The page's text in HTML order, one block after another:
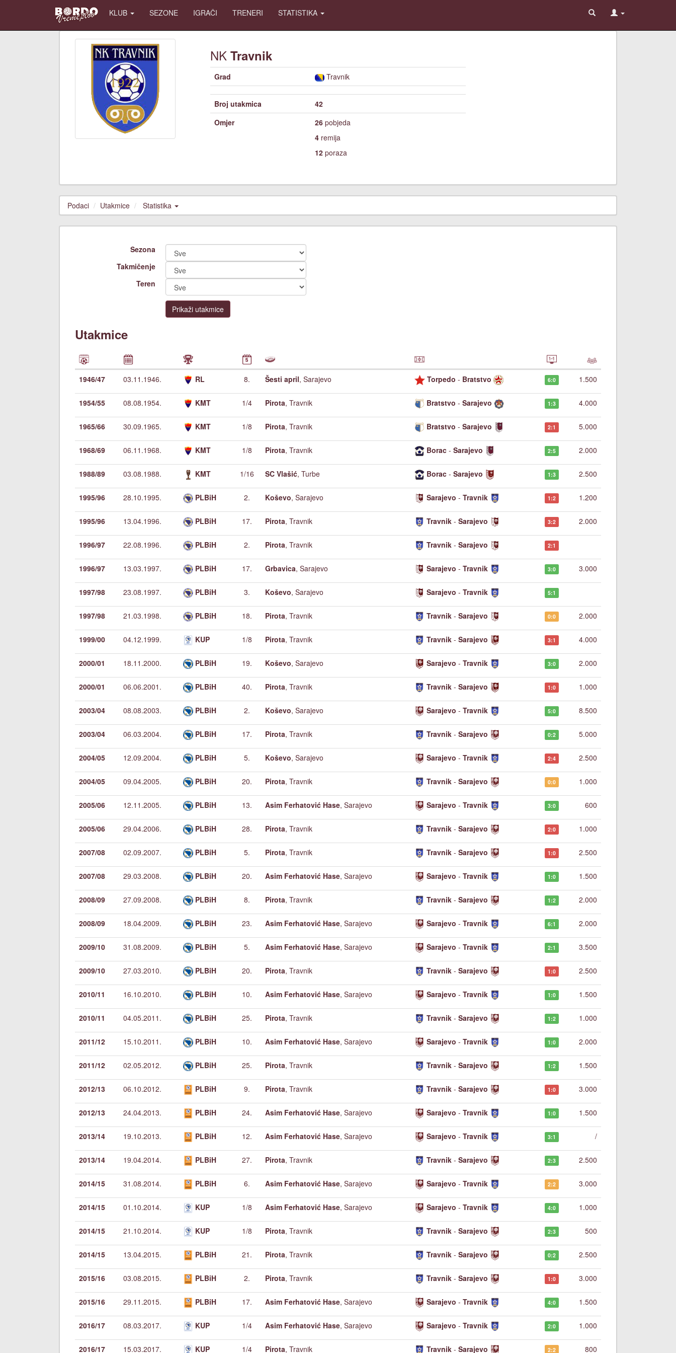
KLUB SEZONE IGRAČI TRENERI STATISTIKA
NK Travnik
Grad Travnik
Broj utakmica
42
Omjer
26 pobjeda
4 remija
12 poraza
Podaci Utakmice Statistika
Sezona
Takmičenje
Teren
Prikaži utakmice
Utakmice
1946/47 03.11.1946. RL 8. Šesti april, Sarajevo Torpedo - Bratstvo 6:0 1.500
1954/55 08.08.1954. KMT 1/4 Pirota, Travnik Bratstvo - Sarajevo 1:3 4.000
1965/66 30.09.1965. KMT 1/8 Pirota, Travnik Bratstvo - Sarajevo 2:1 5.000
1968/69 06.11.1968. KMT 1/8 Pirota, Travnik Borac - Sarajevo 2:5 2.000
1988/89 03.08.1988. KMT 1/16 SC Vlašić, Turbe Borac - Sarajevo 1:3 2.500
1995/96 28.10.1995. PLBiH 2. Koševo, Sarajevo Sarajevo - Travnik 1:2 1.200
1995/96 13.04.1996. PLBiH 17. Pirota, Travnik Travnik -Sarajevo 3:2 2.000
1996/97 22.08.1996. PLBiH 2. Pirota, Travnik Travnik -Sarajevo 2:1
1996/97 13.03.1997. PLBiH 17. Grbavica, Sarajevo Sarajevo - Travnik 3:0 3.000
1997/98 23.08.1997. PLBiH 3. Koševo, Sarajevo Sarajevo - Travnik 5:1
1997/98 21.03.1998. PLBiH 18. Pirota, Travnik Travnik -Sarajevo 0:0 2.000
1999/00 04.12.1999. KUP 1/8 Pirota, Travnik Travnik -Sarajevo 3:1 4.000
2000/01 18.11.2000. PLBiH 19. Koševo, Sarajevo Sarajevo - Travnik 3:0 2.000
2000/01 06.06.2001. PLBiH 40. Pirota, Travnik Travnik -Sarajevo 1:0 1.000
2003/04 08.08.2003. PLBiH 2. Koševo, Sarajevo Sarajevo - Travnik 5:0 8.500
2003/04 06.03.2004. PLBiH 17. Pirota, Travnik Travnik -Sarajevo 0:2 5.000
2004/05 12.09.2004. PLBiH 5. Koševo, Sarajevo Sarajevo - Travnik 2:4 2.500
2004/05 09.04.2005. PLBiH 20. Pirota, Travnik Travnik -Sarajevo 0:0 1.000
2005/06 12.11.2005. PLBiH 13. Asim Ferhatović Hase, Sarajevo Sarajevo - Travnik 3:0 600
2005/06 29.04.2006. PLBiH 28. Pirota, Travnik Travnik -Sarajevo 2:0 1.000
2007/08 02.09.2007. PLBiH 5. Pirota, Travnik Travnik -Sarajevo 1:0 2.500
2007/08 29.03.2008. PLBiH 20. Asim Ferhatović Hase, Sarajevo Sarajevo - Travnik 1:0 1.500
2008/09 27.09.2008. PLBiH 8. Pirota, Travnik Travnik -Sarajevo 1:2 2.000
2008/09 18.04.2009. PLBiH 23. Asim Ferhatović Hase, Sarajevo Sarajevo - Travnik 6:1 2.000
2009/10 31.08.2009. PLBiH 5. Asim Ferhatović Hase, Sarajevo Sarajevo - Travnik 2:1 3.500
2009/10 27.03.2010. PLBiH 20. Pirota, Travnik Travnik -Sarajevo 1:0 2.500
2010/11 16.10.2010. PLBiH 10. Asim Ferhatović Hase, Sarajevo Sarajevo - Travnik 1:0 1.500
2010/11 04.05.2011. PLBiH 25. Pirota, Travnik Travnik -Sarajevo 1:2 1.000
2011/12 15.10.2011. PLBiH 10. Asim Ferhatović Hase, Sarajevo Sarajevo - Travnik 1:0 2.000
2011/12 02.05.2012. PLBiH 25. Pirota, Travnik Travnik -Sarajevo 1:2 1.500
2012/13 06.10.2012. PLBiH 9. Pirota, Travnik Travnik -Sarajevo 1:0 3.000
2012/13 24.04.2013. PLBiH 24. Asim Ferhatović Hase, Sarajevo Sarajevo - Travnik 1:0 1.500
2013/14 19.10.2013. PLBiH 12. Asim Ferhatović Hase, Sarajevo Sarajevo - Travnik 3:1 /
2013/14 19.04.2014. PLBiH 27. Pirota, Travnik Travnik -Sarajevo 2:3 2.500
2014/15 31.08.2014. PLBiH 6. Asim Ferhatović Hase, Sarajevo Sarajevo - Travnik 2:2 3.000
2014/15 01.10.2014. KUP 1/8 Asim Ferhatović Hase, Sarajevo Sarajevo - Travnik 4:0 1.000
2014/15 21.10.2014. KUP 1/8 Pirota, Travnik Travnik -Sarajevo 2:3 500
2014/15 13.04.2015. PLBiH 21. Pirota, Travnik Travnik -Sarajevo 0:2 2.500
2015/16 03.08.2015. PLBiH 2. Pirota, Travnik Travnik -Sarajevo 1:0 3.000
2015/16 29.11.2015. PLBiH 17. Asim Ferhatović Hase, Sarajevo Sarajevo - Travnik 4:0 1.500
2016/17 08.03.2017. KUP 1/4 Asim Ferhatović Hase, Sarajevo Sarajevo - Travnik 2:0 1.000
2016/17 15.03.2017. KUP 1/4 Pirota, Travnik Travnik -Sarajevo 2:2 800